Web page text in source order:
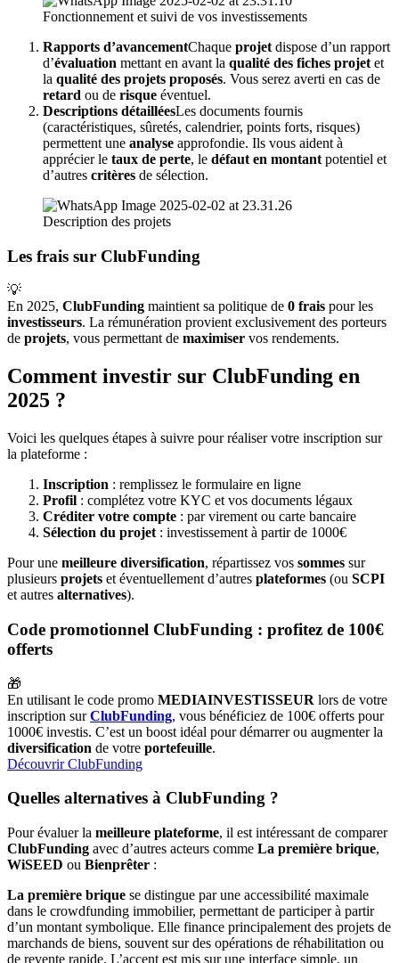
Fonctionnement et suivi de vos investissements
Rapports d’avancementChaque projet dispose d’un rapport
d’évaluation mettant en avant la qualité des fiches projet et
la qualité des projets proposés. Vous serez averti en cas de
retard ou de risque éventuel.
Descriptions détailléesLes documents fournis
(caractéristiques, sûretés, calendrier, points forts, risques)
permettent une analyse approfondie. Ils vous aident à
apprécier le taux de perte, le défaut en montant potentiel et
d’autres critères de sélection.
Description des projets
Les frais sur ClubFunding
💡
En 2025, ClubFunding maintient sa politique de 0 frais pour les
investisseurs. La rémunération provient exclusivement des porteurs
de projets, vous permettant de maximiser vos rendements.
Comment investir sur ClubFunding en
2025 ?
Voici les quelques étapes à suivre pour réaliser votre inscription sur
la plateforme :
Inscription : remplissez le formulaire en ligne
Profil : complétez votre KYC et vos documents légaux
Créditer votre compte : par virement ou carte bancaire
Sélection du projet : investissement à partir de 1000€
Pour une meilleure diversification, répartissez vos sommes sur
plusieurs projets et éventuellement d’autres plateformes (ou SCPI
et autres alternatives).
Code promotionnel ClubFunding : profitez de 100€
offerts
🎁
En utilisant le code promo MEDIAINVESTISSEUR lors de votre
inscription surClubFunding, vous bénéficiez de 100€ offerts pour
1000€ investis. C’est un boost idéal pour démarrer ou augmenter la
diversification de votre portefeuille.
Découvrir ClubFunding
Quelles alternatives à ClubFunding ?
Pour évaluer la meilleure plateforme, il est intéressant de comparer
ClubFunding avec d’autres acteurs comme La première brique,
WiSEED ou Bienprêter :
La première brique se distingue par une accessibilité maximale
dans le crowdfunding immobilier, permettant de participer à partir
d’un montant symbolique. Elle finance principalement des projets de
marchands de biens, souvent sur des opérations de réhabilitation ou
de revente rapide. L’accent est mis sur une interface simple, un